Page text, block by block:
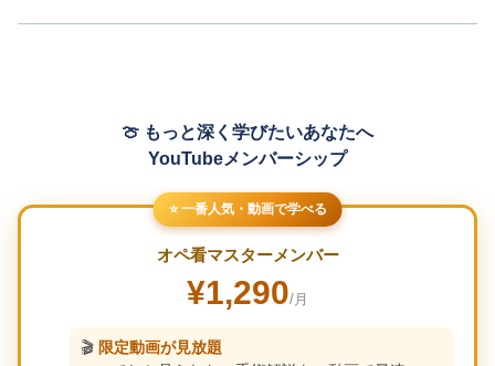
🍈 もっと深く学びたいあなたへ
YouTubeメンバーシップ
⭐ 一番人気・動画で学べる
オペ看マスターメンバー
¥1,290/月
🎬 限定動画が見放題